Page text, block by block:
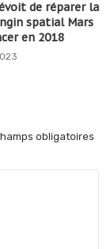
de réparer la
spatial Mars
en 2018
obligatoires